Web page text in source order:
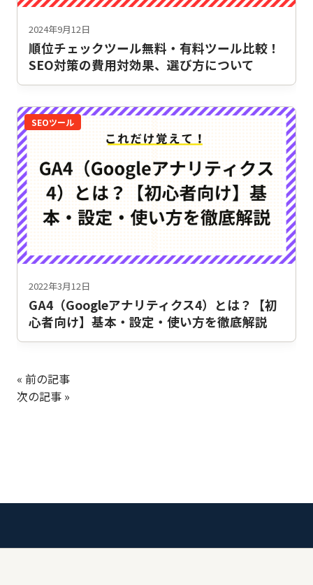
2024年9月12日
順位チェックツール無料・有料ツール比較！
SEO対策の費用対効果、選び方について
SEOツール
2022年3月12日
GA4（Googleアナリティクス4）とは？【初
心者向け】基本・設定・使い方を徹底解説
« 前の記事
次の記事 »